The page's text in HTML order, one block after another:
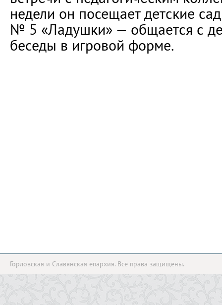
недели он посещает детские
№ 5 «Ладушки» — общается с
беседы в игровой форме.
Горловская и Славянская епархия. Все права защищены.